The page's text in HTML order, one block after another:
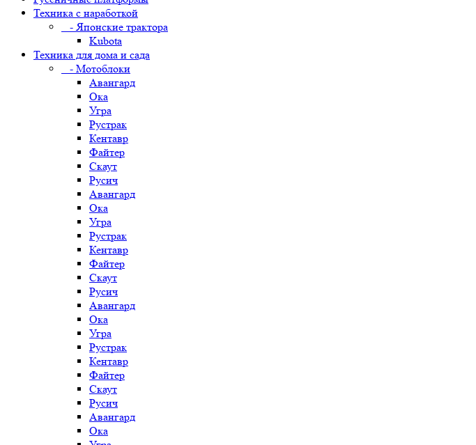
Техника с наработкой
- Японские трактора
Kubota
Техника для дома и сада
- Мотоблоки
Авангард
Ока
Угра
Рустрак
Кентавр
Файтер
Скаут
Русич
Авангард
Ока
Угра
Рустрак
Кентавр
Файтер
Скаут
Русич
Авангард
Ока
Угра
Рустрак
Кентавр
Файтер
Скаут
Русич
Авангард
Ока